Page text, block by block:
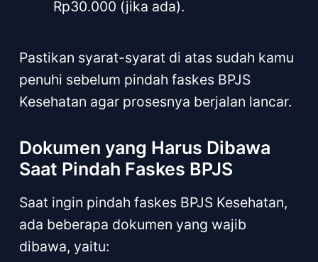
Rp30.000 (jika ada).
Pastikan syarat-syarat di atas sudah kamu
penuhi sebelum pindah faskes BPJS
Kesehatan agar prosesnya berjalan lancar.
Dokumen yang Harus Dibawa
Saat Pindah Faskes BPJS
Saat ingin pindah faskes BPJS Kesehatan,
ada beberapa dokumen yang wajib
dibawa, yaitu: